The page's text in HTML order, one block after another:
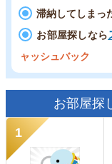
滞納してしまっ
お部屋探しなら
ャッシュバック
お部屋探